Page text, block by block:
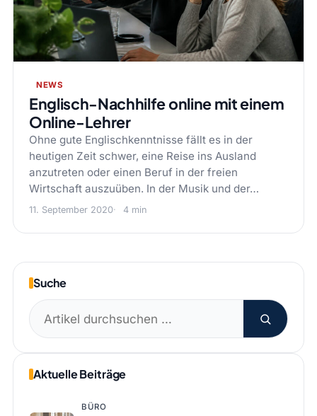
NEWS
Englisch-Nachhilfe online mit einem
Online-Lehrer
Ohne gute Englischkenntnisse fällt es in der
heutigen Zeit schwer, eine Reise ins Ausland
anzutreten oder einen Beruf in der freien
Wirtschaft auszuüben. In der Musik und der…
11. September 2020 4 min
Suche
Suchen
nach:
Aktuelle Beiträge
BÜRO